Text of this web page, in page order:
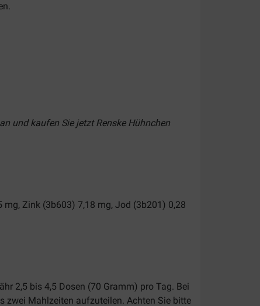
und kaufen Sie jetzt Renske Hühnchen
Zink (3b603) 7,18 mg, Jod (3b201) 0,28
2,5 bis 4,5 Dosen (70 Gramm) pro Tag. Bei
zwei Mahlzeiten aufzuteilen. Achten Sie bitte